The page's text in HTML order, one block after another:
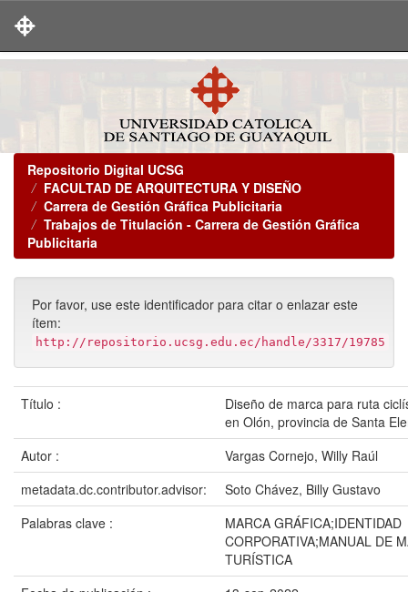
Repositorio Digital UCSG
FACULTAD DE ARQUITECTURA Y DISEÑO
Carrera de Gestión Gráfica Publicitaria
Trabajos de Titulación - Carrera de Gestión Gráfica
Publicitaria
Por favor, use este identificador para citar o enlazar este
ítem:
http://repositorio.ucsg.edu.ec/handle/3317/19785
Título :
Diseño de marca para ruta
en Olón, provincia de Santa
Autor :
Vargas Cornejo, Willy Raúl
metadata.dc.contributor.advisor:
Soto Chávez, Billy Gustavo
Palabras clave :
MARCA GRÁFICA;IDENTIDAD
CORPORATIVA;MANUAL DE
TURÍSTICA